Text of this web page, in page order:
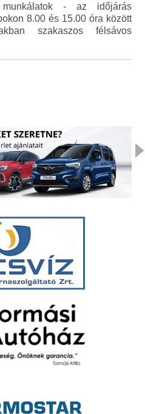
- az időjárás
8.00 és 15.00 óra között
szakaszos félsávos